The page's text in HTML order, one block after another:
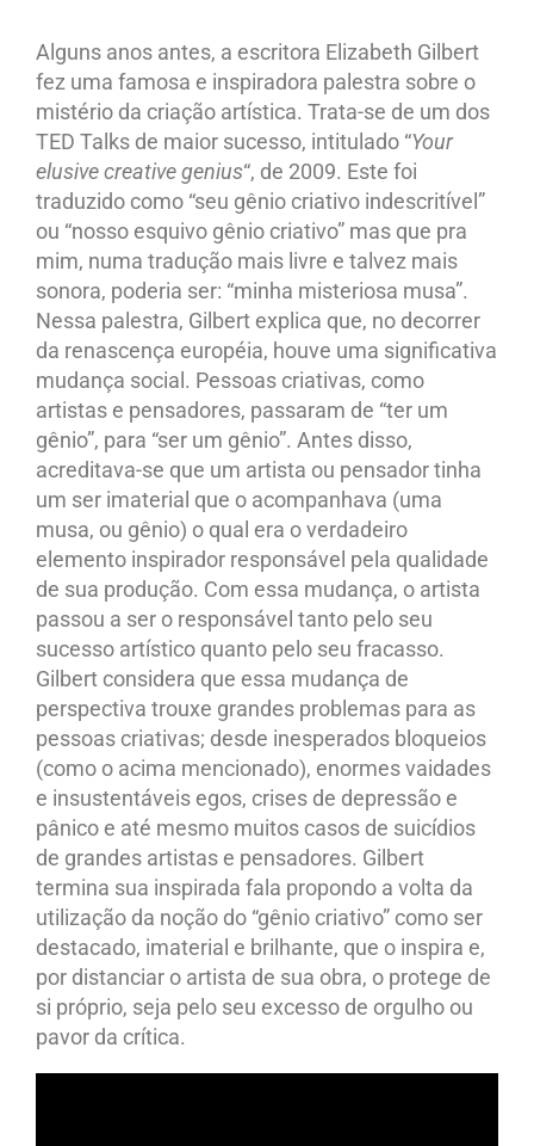
Alguns anos antes, a escritora Elizabeth Gilbert
fez uma famosa e inspiradora palestra sobre o
mistério da criação artística. Trata-se de um dos
TED Talks de maior sucesso, intitulado “Your
elusive creative genius“, de 2009. Este foi
traduzido como “seu gênio criativo indescritível”
ou “nosso esquivo gênio criativo” mas que pra
mim, numa tradução mais livre e talvez mais
sonora, poderia ser: “minha misteriosa musa”.
Nessa palestra, Gilbert explica que, no decorrer
da renascença européia, houve uma significativa
mudança social. Pessoas criativas, como
artistas e pensadores, passaram de “ter um
gênio”, para “ser um gênio”. Antes disso,
acreditava-se que um artista ou pensador tinha
um ser imaterial que o acompanhava (uma
musa, ou gênio) o qual era o verdadeiro
elemento inspirador responsável pela qualidade
de sua produção. Com essa mudança, o artista
passou a ser o responsável tanto pelo seu
sucesso artístico quanto pelo seu fracasso.
Gilbert considera que essa mudança de
perspectiva trouxe grandes problemas para as
pessoas criativas; desde inesperados bloqueios
(como o acima mencionado), enormes vaidades
e insustentáveis egos, crises de depressão e
pânico e até mesmo muitos casos de suicídios
de grandes artistas e pensadores. Gilbert
termina sua inspirada fala propondo a volta da
utilização da noção do “gênio criativo” como ser
destacado, imaterial e brilhante, que o inspira e,
por distanciar o artista de sua obra, o protege de
si próprio, seja pelo seu excesso de orgulho ou
pavor da crítica.